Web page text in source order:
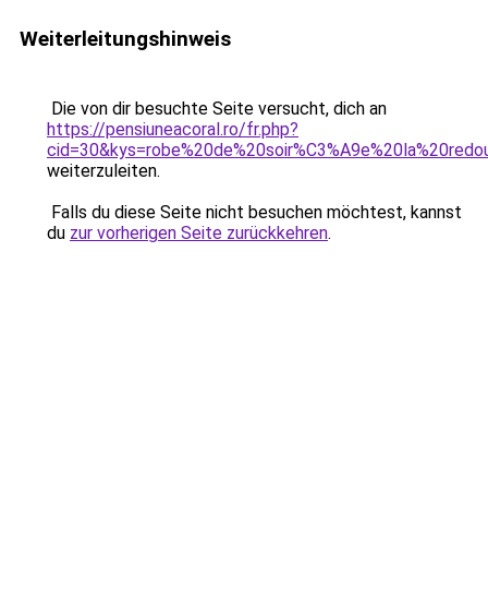
Weiterleitungshinweis
Die von dir besuchte Seite versucht, dich an
https://pensiuneacoral.ro/fr.php?
weiterzuleiten.
Falls du diese Seite nicht besuchen möchtest, kannst
du zur vorherigen Seite zurückkehren.